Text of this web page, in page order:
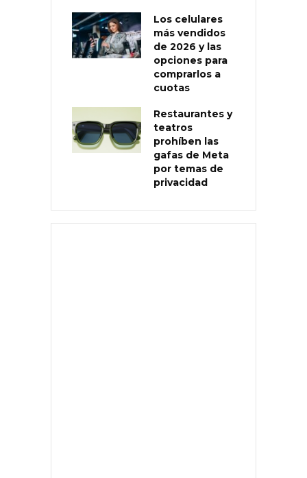
Los celulares
más vendidos
de 2026 y las
opciones para
comprarlos a
cuotas
Restaurantes y
teatros
prohíben las
gafas de Meta
por temas de
privacidad